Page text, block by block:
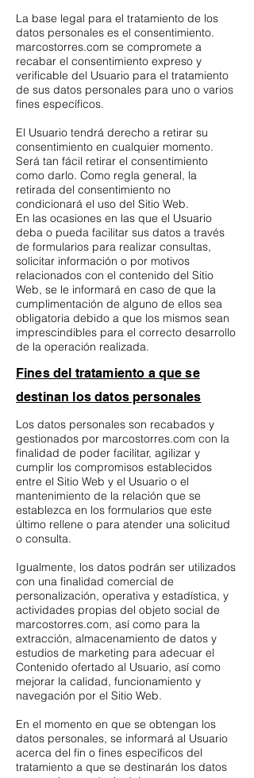
La base legal para el tratamiento de los
datos personales es el consentimiento.
marcostorres.com se compromete a
recabar el consentimiento expreso y
verificable del Usuario para el tratamiento
de sus datos personales para uno o varios
fines específicos.
El Usuario tendrá derecho a retirar su
consentimiento en cualquier momento.
Será tan fácil retirar el consentimiento
como darlo. Como regla general, la
retirada del consentimiento no
condicionará el uso del Sitio Web.
En las ocasiones en las que el Usuario
deba o pueda facilitar sus datos a través
de formularios para realizar consultas,
solicitar información o por motivos
relacionados con el contenido del Sitio
Web, se le informará en caso de que la
cumplimentación de alguno de ellos sea
obligatoria debido a que los mismos sean
imprescindibles para el correcto desarrollo
de la operación realizada.
Fines del tratamiento a que se
destinan los datos personales
Los datos personales son recabados y
gestionados por marcostorres.com con la
finalidad de poder facilitar, agilizar y
cumplir los compromisos establecidos
entre el Sitio Web y el Usuario o el
mantenimiento de la relación que se
establezca en los formularios que este
último rellene o para atender una solicitud
o consulta.
Igualmente, los datos podrán ser utilizados
con una finalidad comercial de
personalización, operativa y estadística, y
actividades propias del objeto social de
marcostorres.com, así como para la
extracción, almacenamiento de datos y
estudios de marketing para adecuar el
Contenido ofertado al Usuario, así como
mejorar la calidad, funcionamiento y
navegación por el Sitio Web.
En el momento en que se obtengan los
datos personales, se informará al Usuario
acerca del fin o fines específicos del
tratamiento a que se destinarán los datos